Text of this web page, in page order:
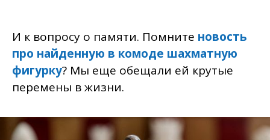
И к вопросу о памяти. Помните новость
про найденную в комоде шахматную
фигурку? Мы еще обещали ей крутые
перемены в жизни.